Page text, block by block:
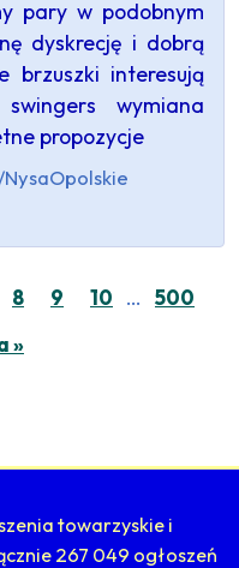
pary w podobnym
dyskrecję i dobrą
brzuszki interesują
wymiana
propozycje
Opolskie
8 9 10 …
500
»
towarzyskie i
267 049 ogłoszeń